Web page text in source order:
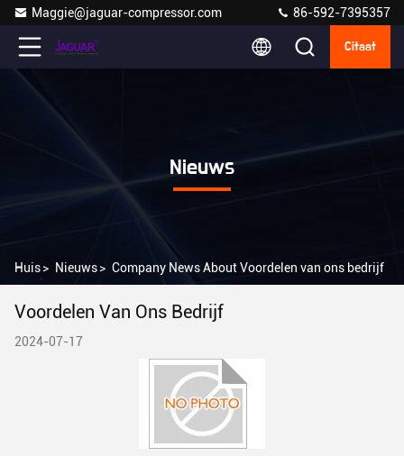
Maggie@jaguar-compressor.com 86-592-7395357
Citaat
Nieuws
Huis> Nieuws> Company News About Voordelen van ons bedrijf
Voordelen Van Ons Bedrijf
2024-07-17